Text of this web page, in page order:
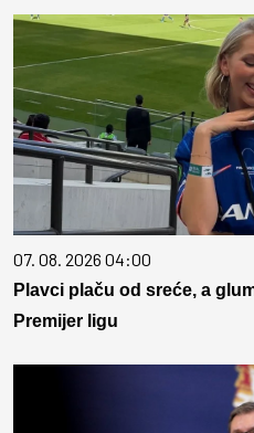
07. 08. 2026 04:00
Plavci plaču od sreće, a
Premijer ligu